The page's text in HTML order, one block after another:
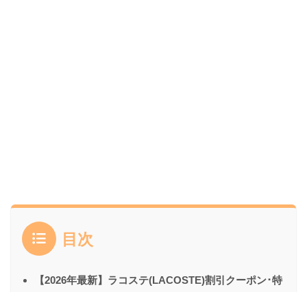
目次
【2026年最新】ラコステ(LACOSTE)割引クーポン･特